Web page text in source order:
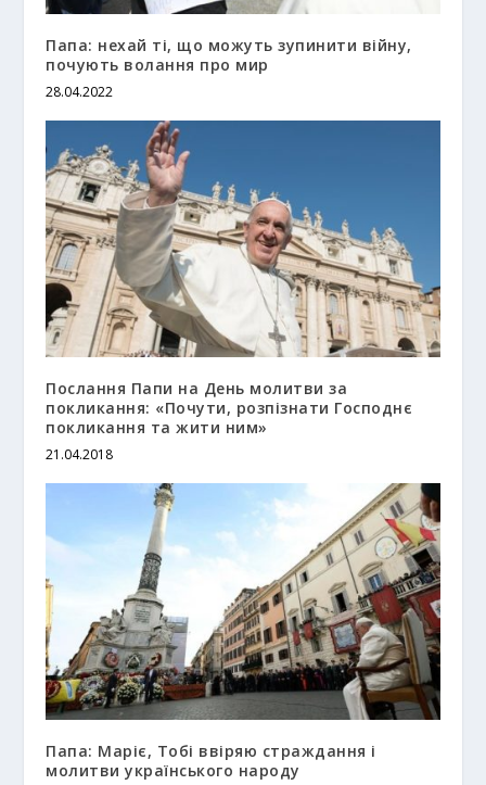
Папа: нехай ті, що можуть зупинити війну,
почують волання про мир
28.04.2022
Послання Папи на День молитви за
покликання: «Почути, розпізнати Господнє
покликання та жити ним»
21.04.2018
Папа: Маріє, Тобі ввіряю страждання і
молитви українського народу